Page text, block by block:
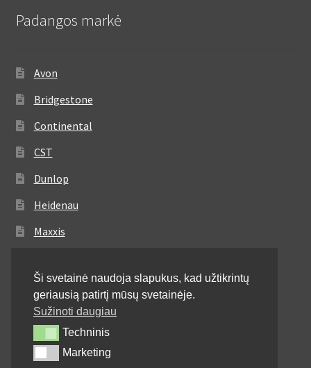
Padangos markė
Avon
Bridgestone
Continental
CST
Dunlop
Heidenau
Maxxis
Michelin
Mitas
Pirelli
Shinko
Ši svetainė naudoja slapukus, kad užtikrintų
geriausią patirtį mūsų svetainėje.
Sužinoti daugiau
TechninisTechninis
MarketingMarketing